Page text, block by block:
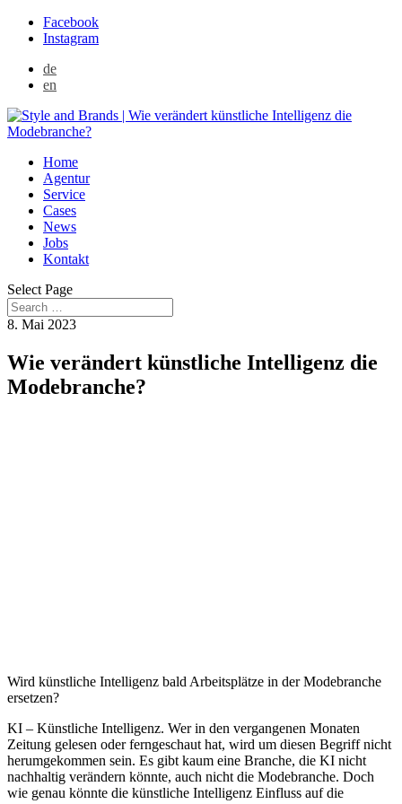
Facebook
Instagram
de
en
Home
Agentur
Service
Cases
News
Jobs
Kontakt
Select Page
8. Mai 2023
Wie verändert künstliche Intelligenz die
Modebranche?
Wird künstliche Intelligenz bald Arbeitsplätze in der Modebranche
ersetzen?
KI – Künstliche Intelligenz. Wer in den vergangenen Monaten
Zeitung gelesen oder ferngeschaut hat, wird um diesen Begriff nicht
herumgekommen sein. Es gibt kaum eine Branche, die KI nicht
nachhaltig verändern könnte, auch nicht die Modebranche. Doch
wie genau könnte die künstliche Intelligenz Einfluss auf die